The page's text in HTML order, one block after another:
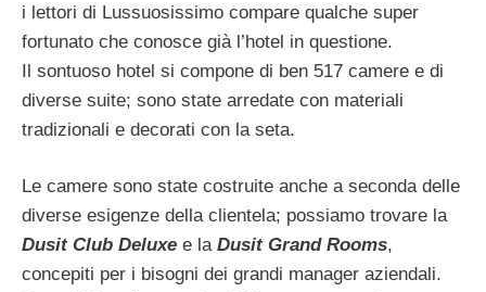
i lettori di Lussuosissimo compare qualche super
fortunato che conosce già l’hotel in questione.
Il sontuoso hotel si compone di ben 517 camere e di
diverse suite; sono state arredate con materiali
tradizionali e decorati con la seta.
Le camere sono state costruite anche a seconda delle
diverse esigenze della clientela; possiamo trovare la
Dusit Club Deluxe e la Dusit Grand Rooms,
concepiti per i bisogni dei grandi manager aziendali.